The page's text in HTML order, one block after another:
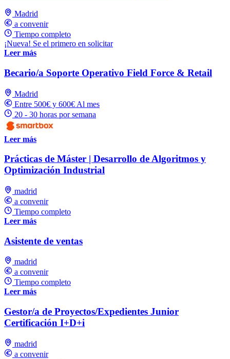
Madrid
a convenir
Tiempo completo
¡Nueva! Se el primero en solicitar
Leer más
Becario/a Soporte Operativo Field Force & Retail
Madrid
Entre 500€ y 600€ Al mes
20 - 30 horas por semana
Leer más
Prácticas de Máster | Desarrollo de Algoritmos y
Optimización Industrial
madrid
a convenir
Tiempo completo
Leer más
Asistente de ventas
madrid
a convenir
Tiempo completo
Leer más
Gestor/a de Proyectos/Expedientes Junior
Certificación I+D+i
madrid
a convenir